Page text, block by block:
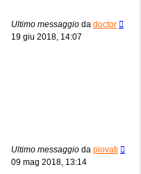
Ultimo messaggio da doctor
19 giu 2018, 14:07
Ultimo messaggio da plovati
09 mag 2018, 13:14